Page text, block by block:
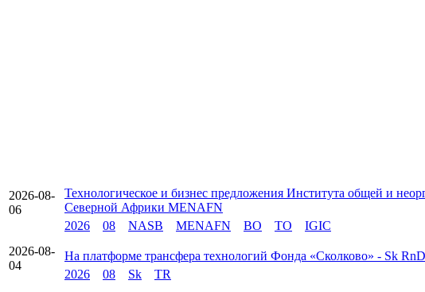
2026-08-
06
Технологическое и бизнес предложения Института общей и
Северной Африки MENAFN
2026
08 NASB MENAFN BO TO
IGIC
2026-08-
04
На платформе трансфера технологий Фонда «Сколково» - Sk
2026
08 Sk
TR